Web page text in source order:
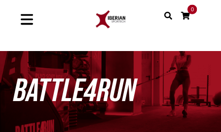
Toggle
Home
Shop
0
BATTLE4RUN